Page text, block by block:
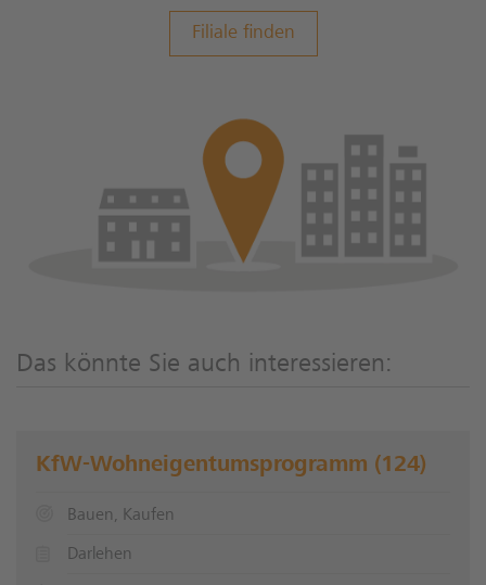
Filiale finden
Das könnte Sie auch interessieren:
KfW-Wohneigentumsprogramm (124)
Bauen, Kaufen
Darlehen